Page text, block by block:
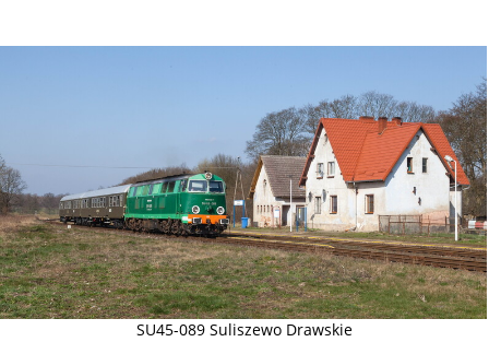
SU45-089 Suliszewo Drawskie